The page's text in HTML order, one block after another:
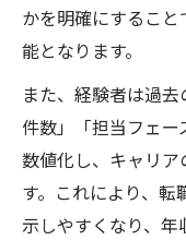
かを明確にするこ
能となります。
また、経験者は過
件数」「担当フェ
数値化し、キャリ
す。これにより、
示しやすくなり、